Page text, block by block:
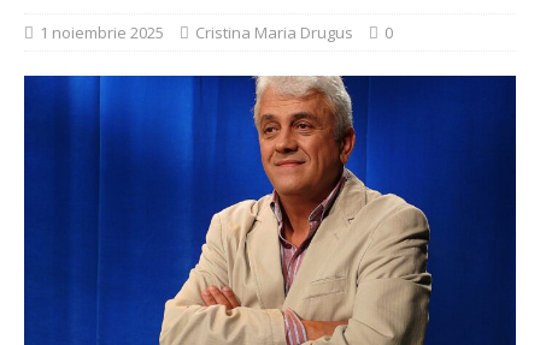
1 noiembrie 2025 Cristina Maria Drugus 0